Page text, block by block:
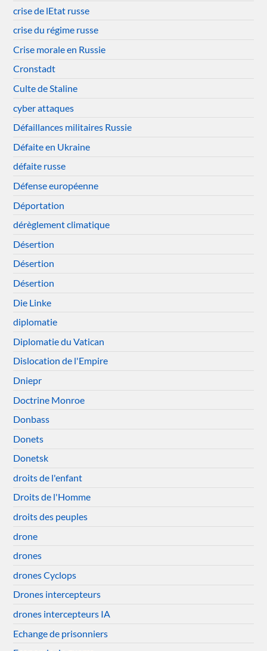
crise de lEtat russe
crise du régime russe
Crise morale en Russie
Cronstadt
Culte de Staline
cyber attaques
Défaillances militaires Russie
Défaite en Ukraine
défaite russe
Défense européenne
Déportation
dérèglement climatique
Désertion
Désertion
Désertion
Die Linke
diplomatie
Diplomatie du Vatican
Dislocation de l'Empire
Dniepr
Doctrine Monroe
Donbass
Donets
Donetsk
droits de l'enfant
Droits de l'Homme
droits des peuples
drone
drones
drones Cyclops
Drones intercepteurs
drones intercepteurs IA
Echange de prisonniers